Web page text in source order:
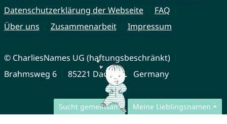
Sucht gemeinsam Meine Lieblingsnamen
Datenschutzerklärung der Webseite
FAQ
Über uns
Zusammenarbeit Impressum
© CharliesNames UG (haftungsbeschränkt)
Brahmsweg 6
85221 Dachau Germany